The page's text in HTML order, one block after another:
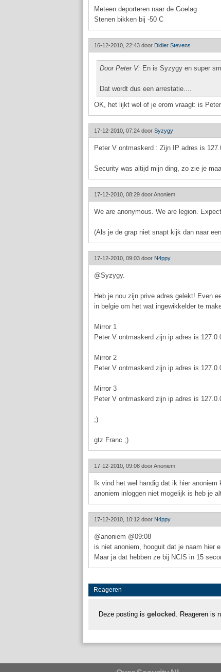
Meteen deporteren naar de Goelag
Stenen bikken bij -50 C
16-12-2010, 22:43 door Didier Stevens
Door Peter V: En is Syzygy en super
Dat wordt dus een arrestatie....
OK, het lijkt wel of je erom vraagt: is
17-12-2010, 07:24 door Syzygy
Peter V ontmaskerd : Zijn IP adres is
Security was altijd mijn ding, zo zie je
17-12-2010, 08:29 doorAnoniem
We are anonymous. We are legion.
(Als je de grap niet snapt kijk dan naar
17-12-2010, 09:03 door N4ppy
@Syzygy.
Heb je nou zijn prive adres gelekt! Even
in belgie om het wat ingewikkelder te
Mirror 1
Peter V ontmaskerd zijn ip adres is
Mirror 2
Peter V ontmaskerd zijn ip adres is
Mirror 3
Peter V ontmaskerd zijn ip adres is
;)
gtz Franc ;)
17-12-2010, 09:08 doorAnoniem
Ik vind het wel handig dat ik hier
anoniem inloggen niet mogelijk is heb je
17-12-2010, 10:12 door N4ppy
@anoniem @09:08
is niet anoniem, hooguit dat je naam hier
Maar ja dat hebben ze bij NCIS in 15
Reageren
Deze posting is gelocked . Reageren is